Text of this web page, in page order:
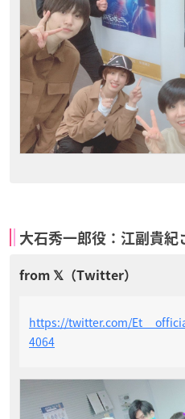
大石秀一郎役：江副貴紀
https://twitter.com/
4064